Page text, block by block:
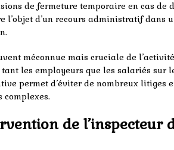
de fermeture temporaire en cas de
l’objet d’un recours administratif dans
méconnue mais cruciale de l’activité
les employeurs que les salariés sur
permet d’éviter de nombreux litiges
de l’inspecteur